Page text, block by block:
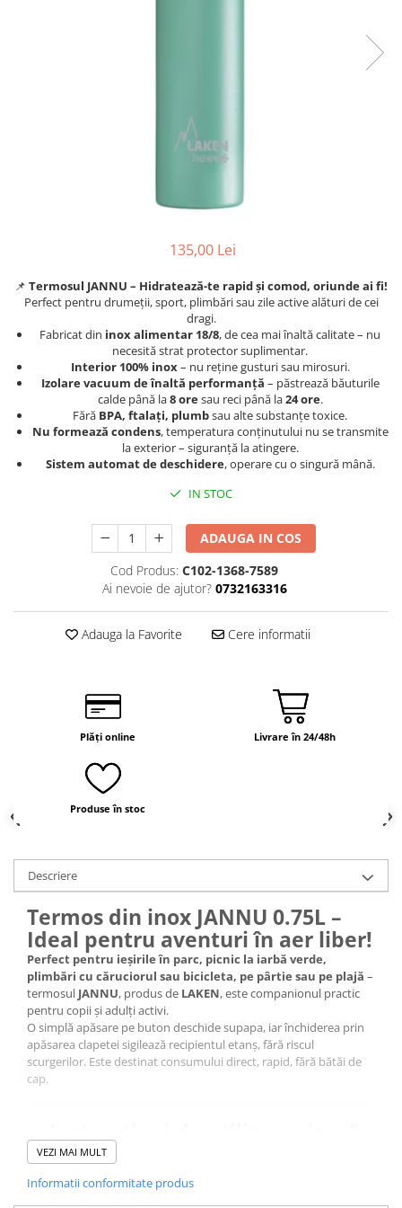
135,00 Lei
📌 Termosul JANNU – Hidratează-te rapid și comod, oriunde ai fi!
Perfect pentru drumeții, sport, plimbări sau zile active alături de cei
dragi.
Fabricat din inox alimentar 18/8, de cea mai înaltă calitate – nu
necesită strat protector suplimentar.
Interior 100% inox– nu reține gusturi sau mirosuri.
Izolare vacuum de înaltă performanță – păstrează băuturile
calde până la8 oresau reci până la24 ore.
Fără BPA, ftalați, plumbsau alte substanțe toxice.
Nu formează condens, temperatura conținutului nu se transmite
la exterior – siguranță la atingere.
Sistem automat de deschidere, operare cu o singură mână.
IN STOC
ADAUGA IN COS
Cod Produs: C102-1368-7589
Ai nevoie de ajutor? 0732163316
Adauga la Favorite Cere informatii
Plăți online Livrare în 24/48h
Produse în stoc
Descriere
Termos din inox JANNU 0.75L –
Ideal pentru aventuri în aer liber!
Perfect pentru ieșirile în parc, picnic la iarbă verde,
plimbări cu căruciorul sau bicicleta, pe pârtie sau pe plajă –
termosul JANNU, produs de LAKEN, este companionul practic
pentru copii și adulți activi.
O simplă apăsare pe buton deschide supapa, iar închiderea prin
apăsarea clapetei sigilează recipientul etanș, fără riscul
scurgerilor. Este destinat consumului direct, rapid, fără bătăi de
cap.
Nu turnați lichide fierbinți (peste 50°C) direct în termos.
Presiunea acumulată poate împroșca conținutul prin tubul de
sorbit la deschidere.
Dacă doriți totuși să folosiți băuturi fierbinți sau acidulate,
VEZI MAI MULT
Informatii conformitate produs